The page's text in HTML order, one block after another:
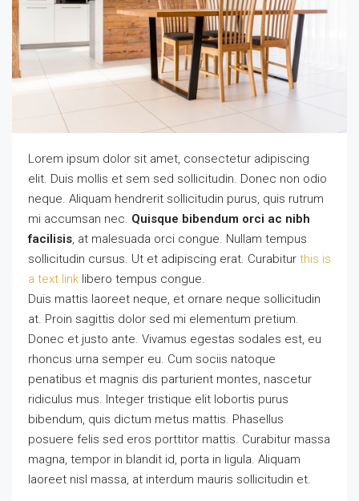
Lorem ipsum dolor sit amet, consectetur adipiscing
elit. Duis mollis et sem sed sollicitudin. Donec non odio
neque. Aliquam hendrerit sollicitudin purus, quis rutrum
mi accumsan nec. Quisque bibendum orci ac nibh
facilisis , at malesuada orci congue. Nullam tempus
sollicitudin cursus. Ut et adipiscing erat. Curabitur this is
a text link libero tempus congue.
Duis mattis laoreet neque, et ornare neque sollicitudin
at. Proin sagittis dolor sed mi elementum pretium.
Donec et justo ante. Vivamus egestas sodales est, eu
rhoncus urna semper eu. Cum sociis natoque
penatibus et magnis dis parturient montes, nascetur
ridiculus mus. Integer tristique elit lobortis purus
bibendum, quis dictum metus mattis. Phasellus
posuere felis sed eros porttitor mattis. Curabitur massa
magna, tempor in blandit id, porta in ligula. Aliquam
laoreet nisl massa, at interdum mauris sollicitudin et.